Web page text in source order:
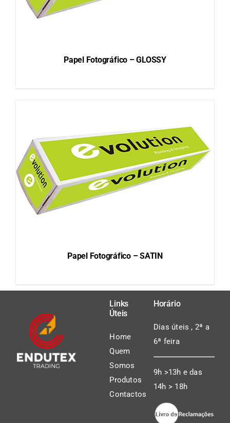
Papel Fotográfico – GLOSSY
DETAILS
Papel Fotográfico – SATIN
Links
Úteis
Home
Quem
Somos
Produtos
Contactos
Horário
Dias úteis , 2ª a
6ª feira
9h >13h e das
14h > 18h